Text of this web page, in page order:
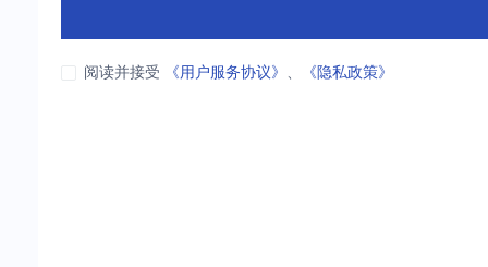
阅读并接受 《用户服务协议》 、 《隐私政策》